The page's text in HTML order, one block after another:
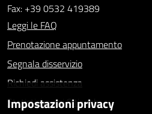
Fax: +39 0532 419389
Leggi le FAQ
Prenotazione appuntamento
Segnala disservizio
Richiedi assistenza
Statistiche dei Siti web
Impostazioni privacy